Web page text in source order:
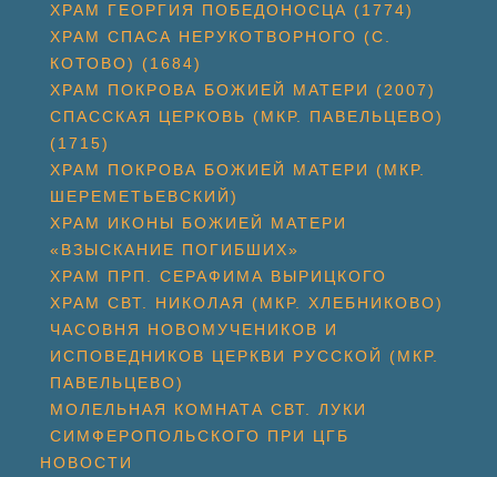
ХРАМ ГЕОРГИЯ ПОБЕДОНОСЦА (1774)
ХРАМ СПАСА НЕРУКОТВОРНОГО (С.
КОТОВО) (1684)
ХРАМ ПОКРОВА БОЖИЕЙ МАТЕРИ (2007)
СПАССКАЯ ЦЕРКОВЬ (МКР. ПАВЕЛЬЦЕВО)
(1715)
ХРАМ ПОКРОВА БОЖИЕЙ МАТЕРИ (МКР.
ШЕРЕМЕТЬЕВСКИЙ)
ХРАМ ИКОНЫ БОЖИЕЙ МАТЕРИ
«ВЗЫСКАНИЕ ПОГИБШИХ»
ХРАМ ПРП. СЕРАФИМА ВЫРИЦКОГО
ХРАМ СВТ. НИКОЛАЯ (МКР. ХЛЕБНИКОВО)
ЧАСОВНЯ НОВОМУЧЕНИКОВ И
ИСПОВЕДНИКОВ ЦЕРКВИ РУССКОЙ (МКР.
ПАВЕЛЬЦЕВО)
МОЛЕЛЬНАЯ КОМНАТА СВТ. ЛУКИ
СИМФЕРОПОЛЬСКОГО ПРИ ЦГБ
НОВОСТИ